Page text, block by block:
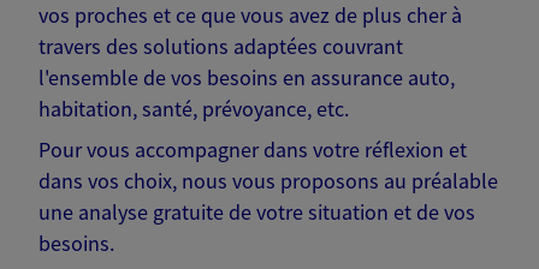
vos proches et ce que vous avez de plus cher à
travers des solutions adaptées couvrant
l'ensemble de vos besoins en assurance auto,
habitation, santé, prévoyance, etc.
Pour vous accompagner dans votre réflexion et
dans vos choix, nous vous proposons au préalable
une analyse gratuite de votre situation et de vos
besoins.